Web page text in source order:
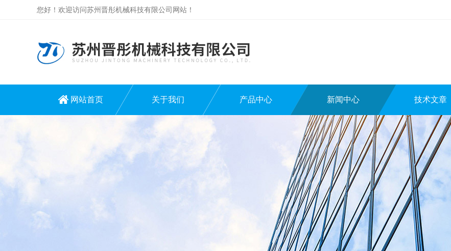
您好！欢迎访问苏州晋彤机械科技有限公司网站！
网站首页 关于我们 产品中心 新闻中心 技术文章